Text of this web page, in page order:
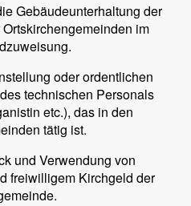
Gebäudeunterhaltung der
im
oder ordentlichen
technischen Personals
etc.), das in den
tätig ist.
und Verwendung von
freiwilligem Kirchgeld der